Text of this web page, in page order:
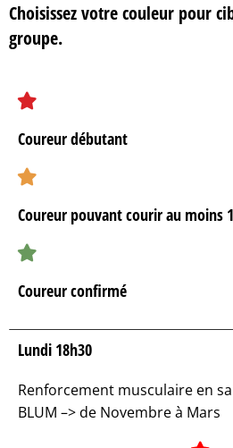
Choisissez votre couleur pour
groupe.
Coureur débutant
Coureur pouvant courir au moins
Coureur confirmé
Lundi 18h30
Renforcement musculaire en
BLUM –> de Novembre à Mars